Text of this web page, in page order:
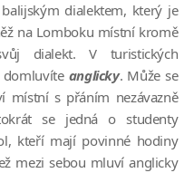
dialektem, který je
na Lomboku místní kromě
dialekt. V turistických
domluvíte anglicky. Může se
místní s přáním nezávazně
se jedná o studenty
kteří mají povinné hodiny
mezi sebou mluví anglicky